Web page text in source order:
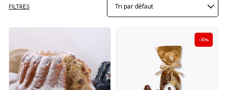
FILTRES
-30%